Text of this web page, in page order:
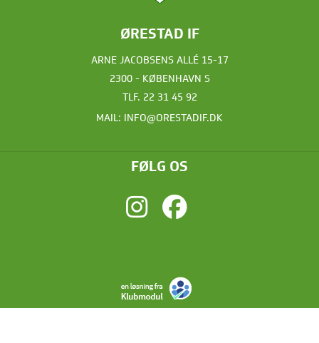
ØRESTAD IF
ARNE JACOBSENS ALLÉ 15-17
2300 - KØBENHAVN S
TLF. 22 31 45 92
MAIL: INFO@ORESTADIF.DK
FØLG OS